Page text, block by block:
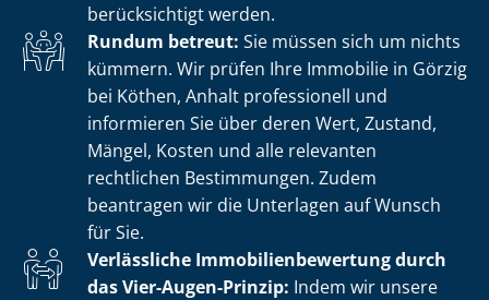
berücksichtigt werden.
Rundum betreut: Sie müssen sich um nichts
kümmern. Wir prüfen Ihre Immobilie in Görzig
bei Köthen, Anhalt professionell und
informieren Sie über deren Wert, Zustand,
Mängel, Kosten und alle relevanten
rechtlichen Bestimmungen. Zudem
beantragen wir die Unterlagen auf Wunsch
für Sie.
Verlässliche Im­mo­bi­li­en­be­wer­tung durch
das Vier-Augen-Prinzip: Indem wir unsere